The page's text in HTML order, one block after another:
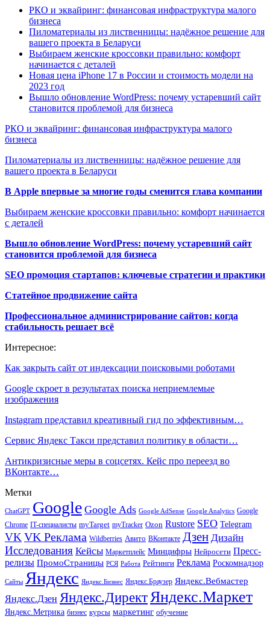
РКО и эквайринг: финансовая инфраструктура малого
бизнеса
Пиломатериалы из лиственницы: надёжное решение для
вашего проекта в Беларуси
Выбираем женские кроссовки правильно: комфорт
начинается с деталей
Новая цена iPhone 17 в России и стоимость модели на
2023 год
Вышло обновление WordPress: почему устаревший сайт
становится проблемой для бизнеса
РКО и эквайринг: финансовая инфраструктура малого
бизнеса
Пиломатериалы из лиственницы: надёжное решение для
вашего проекта в Беларуси
В Apple впервые за многие годы сменится глава компании
Выбираем женские кроссовки правильно: комфорт начинается
с деталей
Вышло обновление WordPress: почему устаревший сайт
становится проблемой для бизнеса
SEO промоция стартапов: ключевые стратегии и практики
Статейное продвижение сайта
Профессиональное администрирование сайтов: когда
стабильность решает всё
Интересное:
Как закрыть сайт от индексации поисковыми роботами
Google скроет в результатах поиска неприемлемые
изображения
Instagram представил креативный гид по эффективным…
Сервис Яндекс Такси представил политику в области…
Антикризисные меры в соцсетях. Кейс про переезд во
ВКонтакте…
Метки
ChatGPT Google Google Ads Google AdSense Google Analytics Google
Chrome IT-специалисты myTarget myTracker Ozon Rustore SEO Telegram
VK VK Реклама Wildberries Авито ВКонтакте Дзен Дизайн
Исследования Кейсы Маркетплейс Минцифры Нейросети Пресс-
релизы ПромоСтраницы РСЯ Работа Рейтинги Реклама Роскомнадзор
Сайты Яндекс Яндекс.Бизнес Яндекс.Браузер Яндекс.Вебмастер
Яндекс.Дзен Яндекс.ДиректЯндекс.Маркет
Яндекс.Метрика бизнес курсы маркетинг обучение